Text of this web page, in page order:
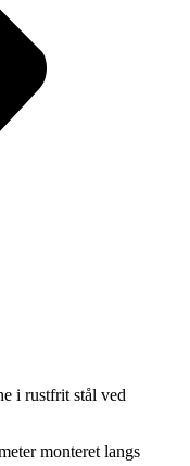
i rustfrit stål ved
monteret langs